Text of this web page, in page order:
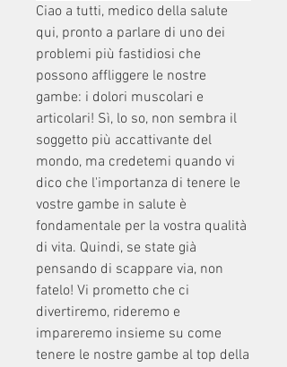
Ciao a tutti, medico della salute
qui, pronto a parlare di uno dei
problemi più fastidiosi che
possono affliggere le nostre
gambe: i dolori muscolari e
articolari! Sì, lo so, non sembra il
soggetto più accattivante del
mondo, ma credetemi quando vi
dico che l'importanza di tenere le
vostre gambe in salute è
fondamentale per la vostra qualità
di vita. Quindi, se state già
pensando di scappare via, non
fatelo! Vi prometto che ci
divertiremo, rideremo e
impareremo insieme su come
tenere le nostre gambe al top della